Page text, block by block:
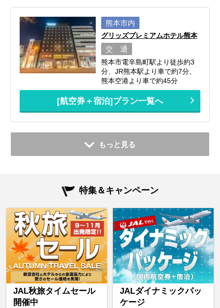
熊本市内
グリッズプレミアムホテル熊本
交 通
熊本市電辛島町駅より徒歩約3
分、JR熊本駅より車で約7分、
熊本空港より車で約45分
[航空券＋宿泊]プラン一覧へ
もっと見る
特集＆キャンペーン
JAL秋旅タイムセール
開催中
JALダイナミックパッ
ケージ